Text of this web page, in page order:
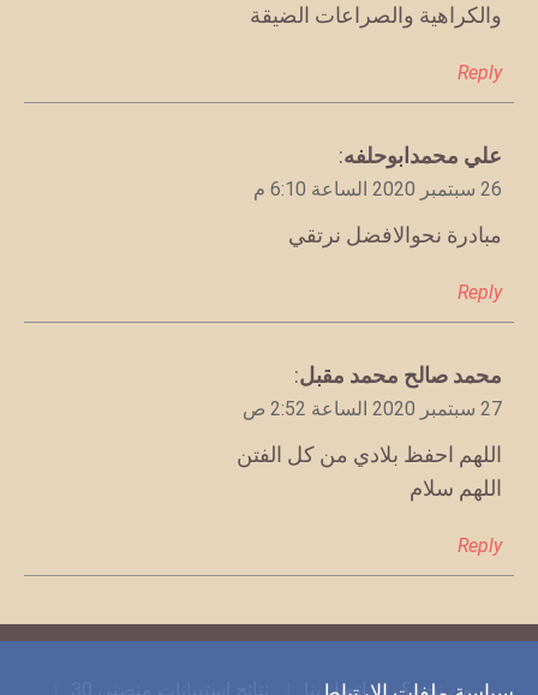
والكراهية والصراعات الضيقة
Reply
يقول
علي محمدابوحلفه:
26 سبتمبر 2020 الساعة 6:10 م
مبادرة نحوالافضل نرتقي
Reply
يقول
محمد صالح محمد مقبل:
27 سبتمبر 2020 الساعة 2:52 ص
اللهم احفظ بلادي من كل الفتن
اللهم سلام
Reply
من نحن؟ اتصل بنا